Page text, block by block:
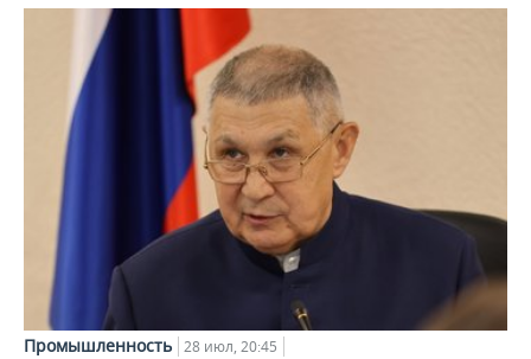
Промышленность 28 июл, 20:45